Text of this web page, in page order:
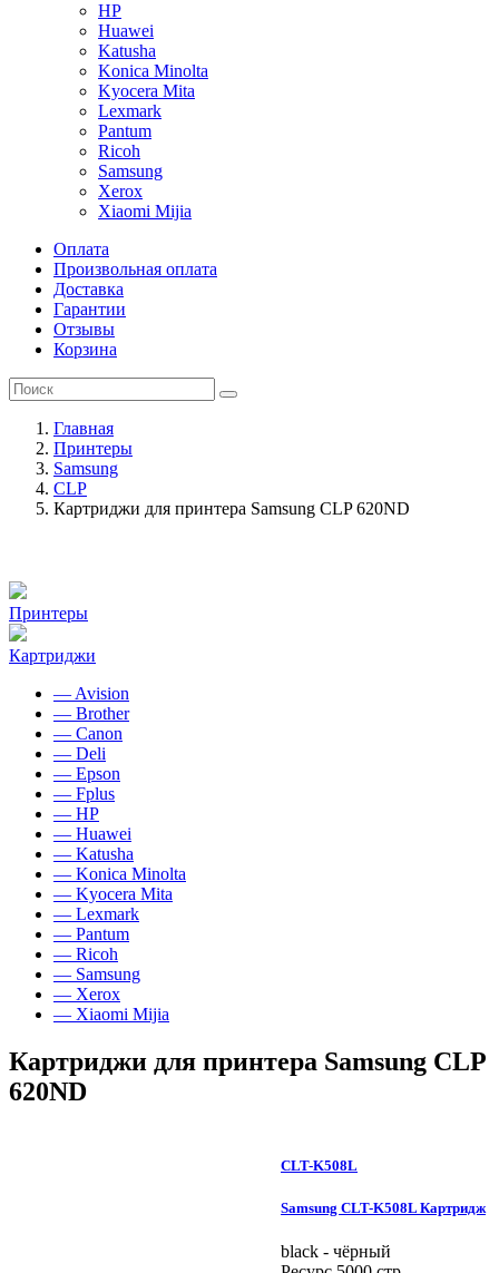
HP
Huawei
Katusha
Konica Minolta
Kyocera Mita
Lexmark
Pantum
Ricoh
Samsung
Xerox
Xiaomi Mijia
Оплата
Произвольная оплата
Доставка
Гарантии
Отзывы
Корзина
Главная
Принтеры
Samsung
CLP
Картриджи для принтера Samsung CLP 620ND
Принтеры
Картриджи
— Avision
— Brother
— Canon
— Deli
— Epson
— Fplus
— HP
— Huawei
— Katusha
— Konica Minolta
— Kyocera Mita
— Lexmark
— Pantum
— Ricoh
— Samsung
— Xerox
— Xiaomi Mijia
Картриджи для принтера Samsung CLP
620ND
CLT-K508L
Samsung CLT-K508L Картридж
black - чёрный